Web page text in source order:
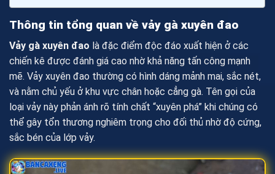
Thông tin tổng quan về vảy gà xuyên đao
Vảy gà xuyên đao là đặc điểm độc đáo xuất hiện ở các
chiến kê được đánh giá cao nhờ khả năng tấn công mạnh
mẽ. Vảy xuyên đao thường có hình dáng mảnh mai, sắc nét,
và nằm chủ yếu ở khu vực chân hoặc cẳng gà. Tên gọi của
loại vảy này phản ánh rõ tính chất “xuyên phá” khi chúng có
thể gây tổn thương nghiêm trọng cho đối thủ nhờ độ cứng,
sắc bén của lớp vảy.